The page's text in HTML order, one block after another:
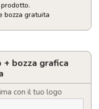
bozza gratuita
bozza grafica
con il tuo logo